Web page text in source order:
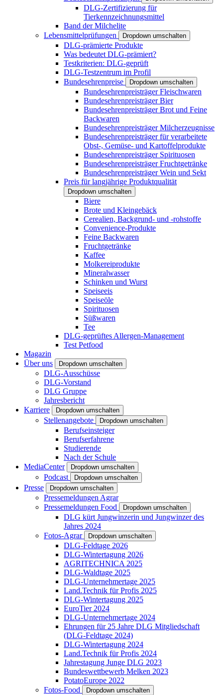
DLG-Zertifizierung für
Tierkennzeichnungsmittel
Band der Milchelite
Lebensmittelprüfungen
Dropdown umschalten
DLG-prämierte Produkte
Was bedeutet DLG-prämiert?
Testkriterien: DLG-geprüft
DLG-Testzentrum im Profil
Bundesehrenpreise
Dropdown umschalten
Bundesehrenpreisträger Fleischwaren
Bundesehrenpreisträger Bier
Bundesehrenpreisträger Brot und Feine
Backwaren
Bundesehrenpreisträger Milcherzeugnisse
Bundesehrenpreisträger für verarbeitete
Obst-, Gemüse- und Kartoffelprodukte
Bundesehrenpreisträger Spirituosen
Bundesehrenpreisträger Fruchtgetränke
Bundesehrenpreisträger Wein und Sekt
Preis für langjährige Produktqualität
Dropdown umschalten
Biere
Brote und Kleingebäck
Cerealien, Backgrund- und -rohstoffe
Convenience-Produkte
Feine Backwaren
Fruchtgetränke
Kaffee
Molkereiprodukte
Mineralwasser
Schinken und Wurst
Speiseeis
Speiseöle
Spirituosen
Süßwaren
Tee
DLG-geprüftes Allergen-Management
Test Petfood
Magazin
Über uns
Dropdown umschalten
DLG-Ausschüsse
DLG-Vorstand
DLG Gruppe
Jahresbericht
Karriere
Dropdown umschalten
Stellenangebote Dropdown umschalten
Berufseinsteiger
Berufserfahrene
Studierende
Nach der Schule
MediaCenter
Dropdown umschalten
Podcast Dropdown umschalten
Presse Dropdown umschalten
Pressemeldungen Agrar
Pressemeldungen Food
Dropdown umschalten
DLG kürt Jungwinzerin und Jungwinzer des
Jahres 2024
Fotos-Agrar
Dropdown umschalten
DLG-Feldtage 2026
DLG-Wintertagung 2026
AGRITECHNICA 2025
DLG-Waldtage 2025
DLG-Unternehmertage 2025
Land.Technik für Profis 2025
DLG-Wintertagung 2025
EuroTier 2024
DLG-Unternehmertage 2024
Ehrungen für 25 Jahre DLG Mitgliedschaft
(DLG-Feldtage 2024)
DLG-Wintertagung 2024
Land.Technik für Profis 2024
Jahrestagung Junge DLG 2023
Bundeswettbewerb Melken 2023
PotatoEurope 2022
Fotos-Food
Dropdown umschalten